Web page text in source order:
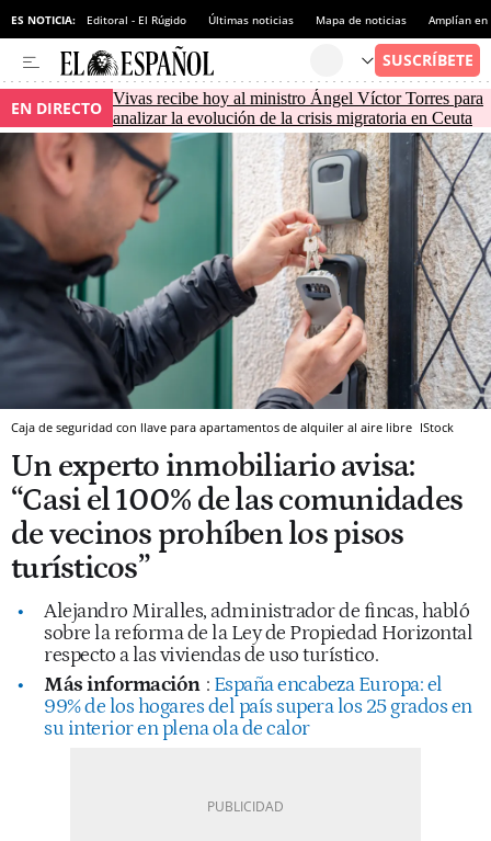
ES NOTICIA: Editoral - El Rúgido Últimas noticias Mapa de noticias Amplían
EN DIRECTO Vivas recibe hoy al ministro Ángel Víctor Torres para
analizar la evolución de la crisis migratoria en Ceuta
Caja de seguridad con llave para apartamentos de alquiler al aire libre IStock
Un experto inmobiliario avisa:
“Casi el 100% de las comunidades
de vecinos prohíben los pisos
turísticos”
Alejandro Miralles, administrador de fincas, habló
sobre la reforma de la Ley de Propiedad Horizontal
respecto a las viviendas de uso turístico.
Más información : España encabeza Europa: el
99% de los hogares del país supera los 25 grados en
su interior en plena ola de calor